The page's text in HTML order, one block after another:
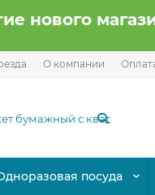
нового
О компании
посуда